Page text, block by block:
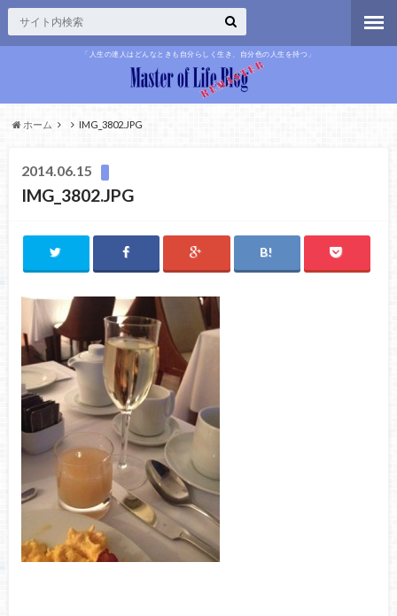
「人生の達人はどんなときも自分らしく生き、自分色の人生を持つ」
ホーム IMG_3802.JPG
2014.06.15
IMG_3802.JPG